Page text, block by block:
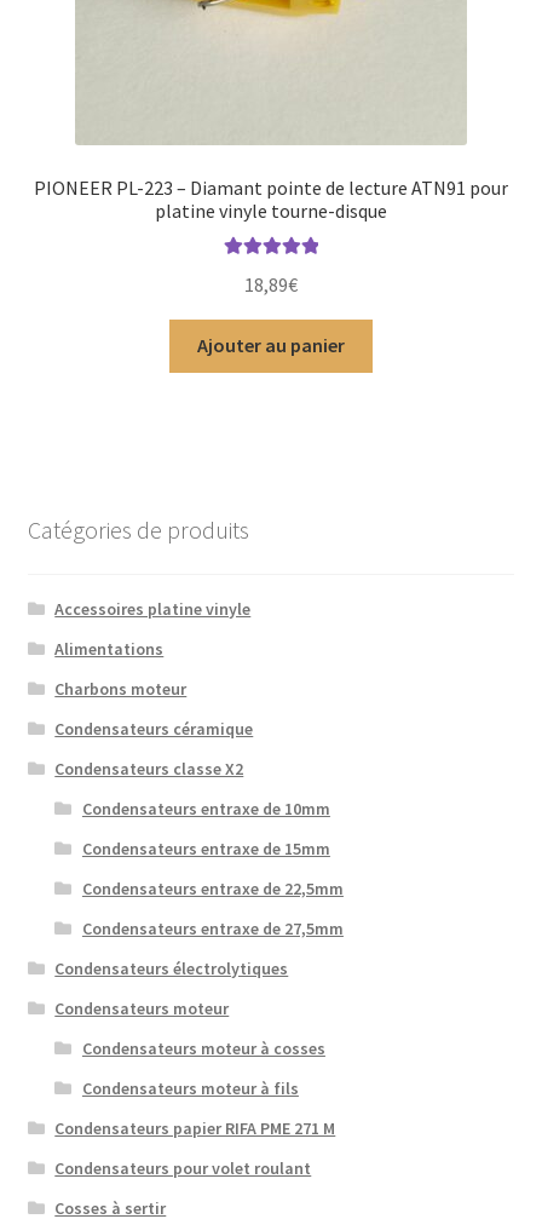
PIONEER PL-223 – Diamant pointe de lecture ATN91 pour
platine vinyle tourne-disque
5
18,89€
Ajouter au panier
Catégories de produits
Accessoires platine vinyle
Alimentations
Charbons moteur
Condensateurs céramique
Condensateurs classe X2
Condensateurs entraxe de 10mm
Condensateurs entraxe de 15mm
Condensateurs entraxe de 22,5mm
Condensateurs entraxe de 27,5mm
Condensateurs électrolytiques
Condensateurs moteur
Condensateurs moteur à cosses
Condensateurs moteur à fils
Condensateurs papier RIFA PME 271 M
Condensateurs pour volet roulant
Cosses à sertir